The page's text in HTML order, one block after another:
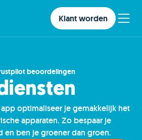
Klant worden
beoordelingen
optimaliseer je gemakkelijk het
apparaten. Zo bespaar je
en ben je groener dan groen.